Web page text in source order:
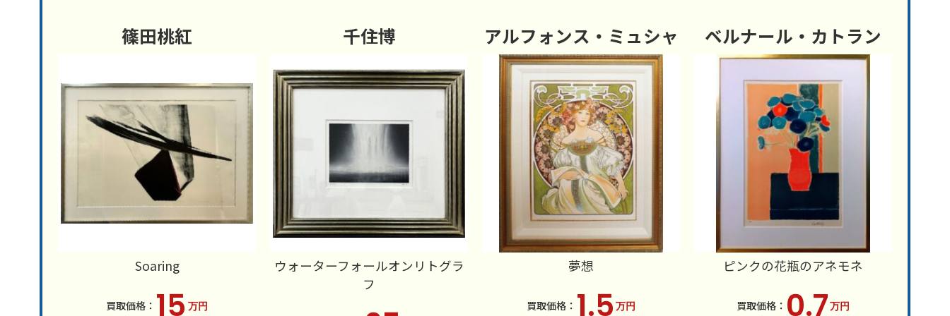
篠田桃紅
Soaring
15 万円
千住博
ウォーターフォールオンリトグラ
フ
アルフォンス・ミュシャ
夢想
1.5 万円
ベルナール・カトラン
ピンクの花瓶のアネモネ
0.7万円